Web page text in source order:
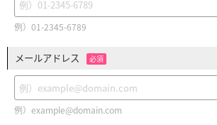
例）01-2345-6789
メールアドレス 必須
例）example@domain.com